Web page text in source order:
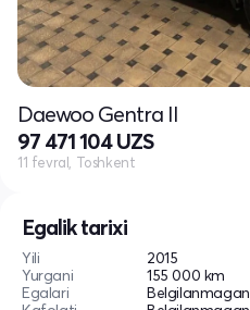
Egalik tarixi
Yili
2015
Yurgani
155 000 km
Egalari
Belgilanmagan
Daewoo Gentra II
97 471 104 UZS
11 fevral, Toshkent